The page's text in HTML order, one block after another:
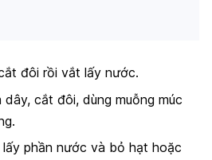
đôi rồi vắt lấy nước.
dây, cắt đôi, dùng muỗng múc
lấy phần nước và bỏ hạt hoặc